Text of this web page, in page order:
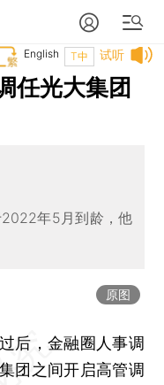
试听
T中
English
任光大集团
年5月到龄，他
原图
后，金融圈人事调
团之间开启高管调